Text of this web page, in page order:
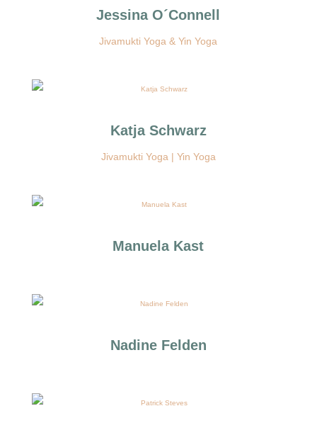
Jessina O´Connell
Jivamukti Yoga & Yin Yoga
Katja Schwarz
Jivamukti Yoga | Yin Yoga
Manuela Kast
Nadine Felden